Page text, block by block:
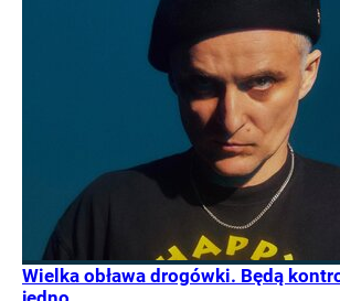
Wielka obława drogówki. Będą